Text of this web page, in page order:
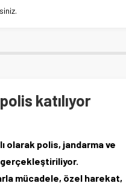
katılıyor
olarak polis, jandarma ve
gerçekleştiriliyor.
mücadele, özel harekat,